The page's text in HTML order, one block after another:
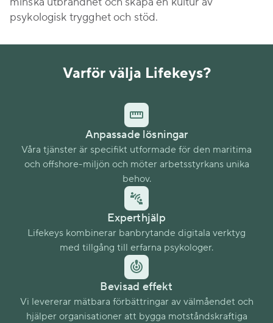
psykologisk trygghet och stöd.
Varför välja Lifekeys?
Anpassade lösningar
Våra tjänster är specifikt utformade för den maritima
och offshore-miljön och möter arbetsstyrkans unika
behov.
Experthjälp
Lifekeys kombinerar banbrytande digitala verktyg
med tillgång till erfarna psykologer.
Bevisad effekt
Vi levererar mätbara förbättringar av välmåendet och
hjälper organisationer att bygga motståndskraftiga